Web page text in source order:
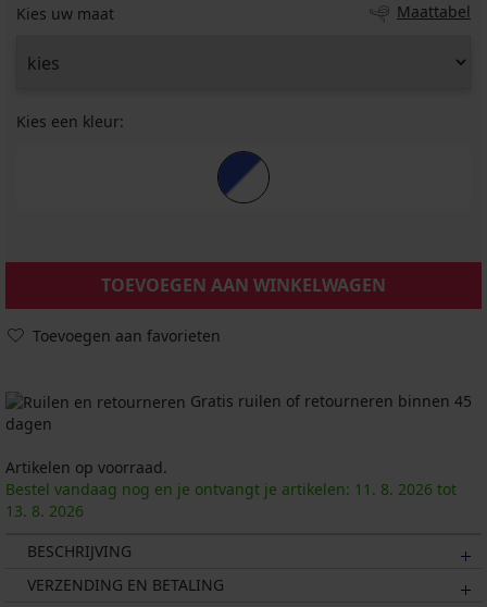
Kies uw maat Maattabel
Kies een kleur:
TOEVOEGEN AAN WINKELWAGEN
Toevoegen aan favorieten
Gratis ruilen of retourneren binnen 45
dagen
Artikelen op voorraad.
Bestel vandaag nog en je ontvangt je artikelen: 11. 8. 2026 tot
13. 8. 2026
BESCHRIJVING
VERZENDING EN BETALING